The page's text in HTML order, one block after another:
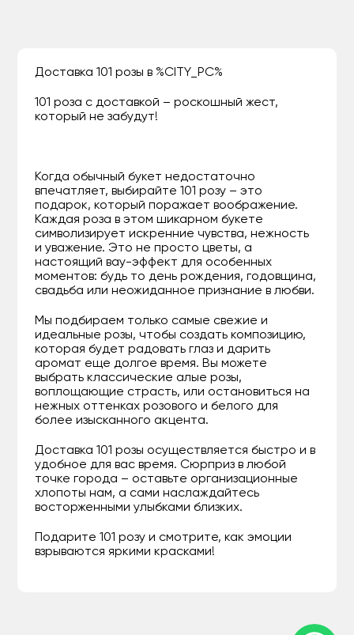
Доставка 101 розы в %CITY_PC%
101 роза с доставкой – роскошный жест,
который не забудут!
Когда обычный букет недостаточно
впечатляет, выбирайте 101 розу – это
подарок, который поражает воображение.
Каждая роза в этом шикарном букете
символизирует искренние чувства, нежность
и уважение. Это не просто цветы, а
настоящий вау-эффект для особенных
моментов: будь то день рождения, годовщина,
свадьба или неожиданное признание в любви.
Мы подбираем только самые свежие и
идеальные розы, чтобы создать композицию,
которая будет радовать глаз и дарить
аромат еще долгое время. Вы можете
выбрать классические алые розы,
воплощающие страсть, или остановиться на
нежных оттенках розового и белого для
более изысканного акцента.
Доставка 101 розы осуществляется быстро и в
удобное для вас время. Сюрприз в любой
точке города – оставьте организационные
хлопоты нам, а сами наслаждайтесь
восторженными улыбками близких.
Подарите 101 розу и смотрите, как эмоции
взрываются яркими красками!